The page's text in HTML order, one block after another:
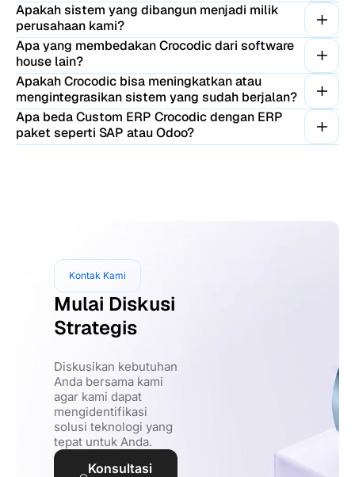
Apakah sistem yang dibangun menjadi milik
perusahaan kami?
Apa yang membedakan Crocodic dari software
house lain?
Apakah Crocodic bisa meningkatkan atau
mengintegrasikan sistem yang sudah berjalan?
Apa beda Custom ERP Crocodic dengan ERP
paket seperti SAP atau Odoo?
Kontak Kami
Mulai Diskusi
Strategis
Diskusikan kebutuhan
Anda bersama kami
agar kami dapat
mengidentifikasi
solusi teknologi yang
tepat untuk Anda.
Konsultasi